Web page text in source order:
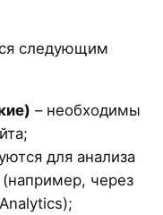
следующим
– необходимы
для анализа
(например, через